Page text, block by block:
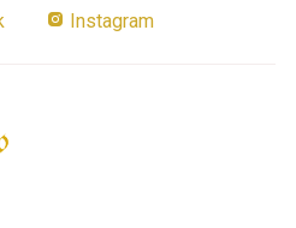
Instagram